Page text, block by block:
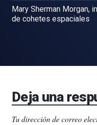
Mary Sherman Morgan,
de cohetes espaciales
Deja una
Tu dirección de correo